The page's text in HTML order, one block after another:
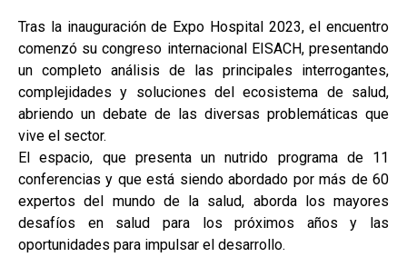
Tras la inauguración de Expo Hospital 2023, el encuentro
comenzó su congreso internacional EISACH, presentando
un completo análisis de las principales interrogantes,
complejidades y soluciones del ecosistema de salud,
abriendo un debate de las diversas problemáticas que
vive el sector.
El espacio, que presenta un nutrido programa de 11
conferencias y que está siendo abordado por más de 60
expertos del mundo de la salud, aborda los mayores
desafíos en salud para los próximos años y las
oportunidades para impulsar el desarrollo.